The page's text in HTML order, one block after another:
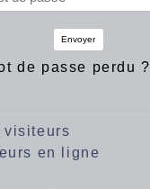
Envoyer
de passe perdu ?
visiteurs
en ligne